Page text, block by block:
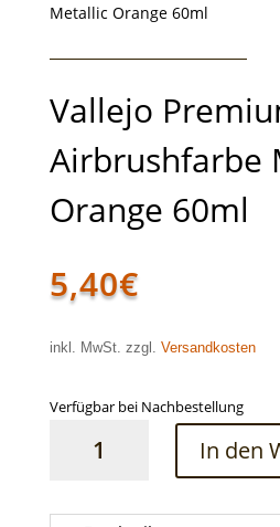
Metallic Orange 60ml
Vallejo
Airbrushfarbe
Orange 60ml
5,40€
inkl. MwSt. zzgl. Versandkosten
Verfügbar bei Nachbestellung
Premium
In den